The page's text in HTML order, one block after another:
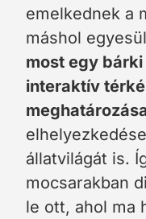
emelkednek a
máshol
most egy
interaktív
állatvilágát is.
mocsarakban
le ott, ahol ma